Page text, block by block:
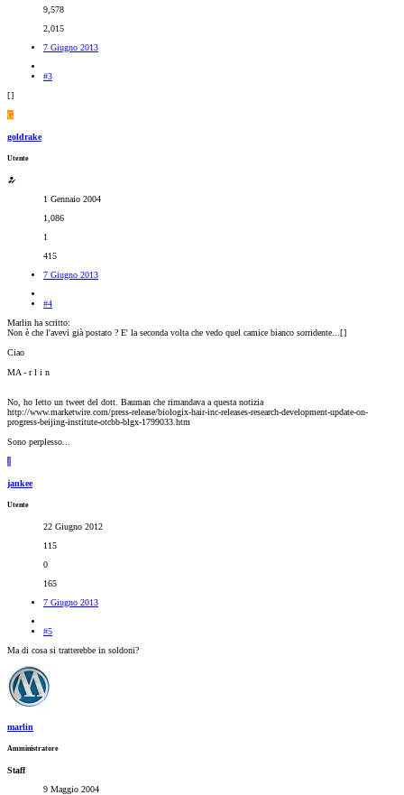
9,578
2,015
7 Giugno 2013
#3
[]
G
goldrake
Utente
1 Gennaio 2004
1,086
1
415
7 Giugno 2013
#4
Marlin ha scritto:
Non è che l'avevi già postato ? E' la seconda volta che vedo quel camice bianco sorridente...[]
Ciao
MA - r l i n
No, ho letto un tweet del dott. Bauman che rimandava a questa notizia
http://www.marketwire.com/press-release/biologix-hair-inc-releases-research-development-update-on-
progress-beijing-institute-otcbb-blgx-1799033.htm
Sono perplesso...
J
jankee
Utente
22 Giugno 2012
115
0
165
7 Giugno 2013
#5
Ma di cosa si tratterebbe in soldoni?
marlin
Amministratore
Staff
9 Maggio 2004